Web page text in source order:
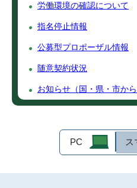
労働環境の確認について
指名停止情報
公募型プロポーザル情報
随意契約状況
お知らせ（国・県・市から
PC ス